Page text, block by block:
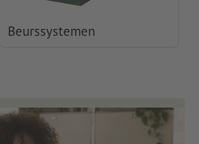
Beurssystemen